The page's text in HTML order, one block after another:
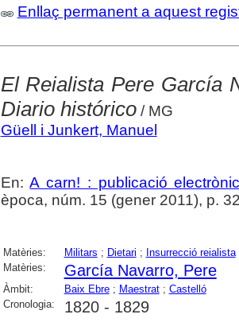
Enllaç permanent a aquest
El Reialista Pere García
Diario histórico/ MG
Güell i Junkert, Manuel
En:A carn! : publicació
època, núm. 15 (gener 2011), p.
Matèries: Militars ; Dietari ; Insurrecció reialista
Matèries:
García Navarro, Pere
Àmbit: Baix Ebre; Maestrat; Castelló
Cronologia:
1820 - 1829